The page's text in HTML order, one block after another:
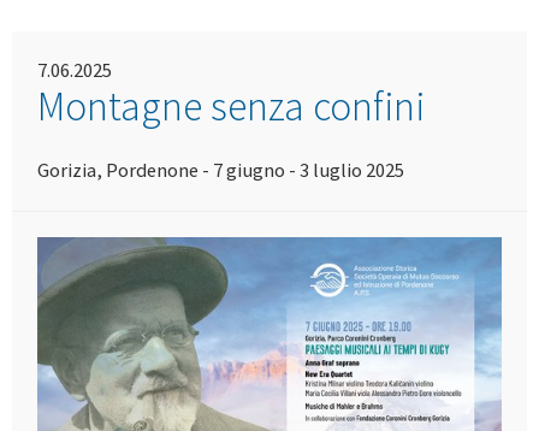
7.06.2025
Montagne senza confini
Gorizia, Pordenone - 7 giugno - 3 luglio 2025